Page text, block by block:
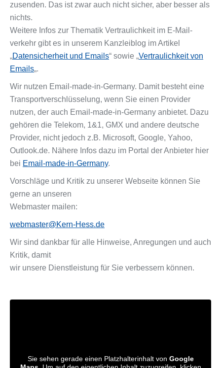
zusenden. Das ist zwar auch nicht sicher, aber besser als
nichts.
Weitere Infos zur Thematik Vertraulichkeit im E-Mail-
verkehr gibt es in unserem Kanzleiblog im Artikel
„Datensicherheit und Emails“ sowie „Vertraulichkeit von
Emails„.
Wir nutzen Email-made-in-Germany. Damit besteht eine
Transportverschlüsselung, wenn Sie einen Provider
nutzen, der auch Email-made-in-Germany anbietet. Dazu
gehören die Telekom, 1&1, GMX und andere deutsche
Provider, nicht jedoch z.B. Microsoft, Google, Yahoo,
Outlook.de. Nähere Infos dazu im Portal der Anbieter hier
bei Email-made-in-Germany.
Vorschläge und Kritik zu unserer Webseite können Sie
gerne an unseren
Webmaster mailen:
webmaster@Kern-Hess.de
Wir sind dankbar für alle Hinweise, Anregungen und auch
Kritik, damit
wir unsere Dienstleistung für Sie verbessern können.
Sie sehen gerade einen Platzhalterinhalt von Google